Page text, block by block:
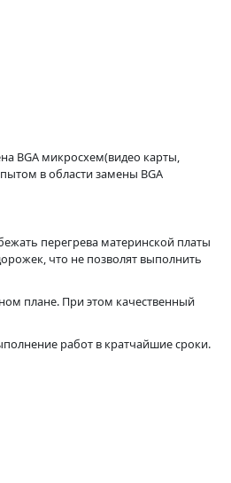
BGA микросхем(видео карты,
в области замены BGA
перегрева материнской платы
что не позволят выполнить
плане. При этом качественный
работ в кратчайшие сроки.